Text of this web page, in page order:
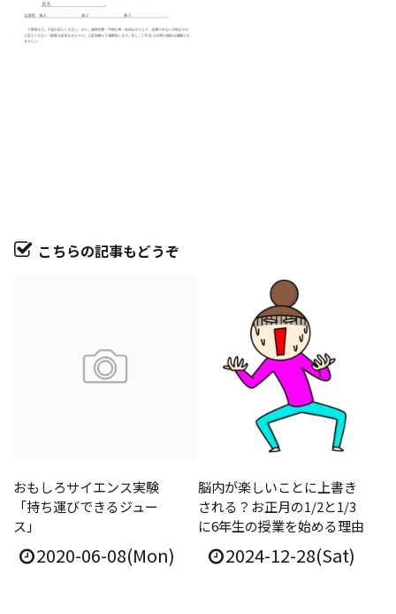
こちらの記事もどうぞ
おもしろサイエンス実験
「持ち運びできるジュー
ス」
2020-06-08(Mon)
脳内が楽しいことに上書き
される？お正月の1/2と1/3
に6年生の授業を始める理由
2024-12-28(Sat)